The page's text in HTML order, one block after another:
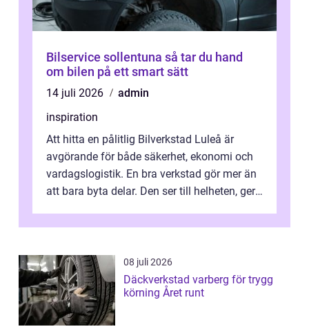
Bilservice sollentuna så tar du hand
om bilen på ett smart sätt
14 juli 2026
admin
inspiration
Att hitta en pålitlig Bilverkstad Luleå är
avgörande för både säkerhet, ekonomi och
vardagslogistik. En bra verkstad gör mer än
att bara byta delar. Den ser till helheten, ger
08 juli 2026
Däckverkstad varberg för trygg
körning Året runt